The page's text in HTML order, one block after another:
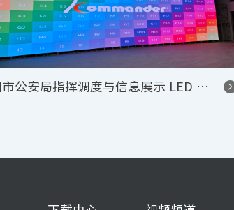
浏阳市公安局指挥调度与信息展示 LED 显示系统项目